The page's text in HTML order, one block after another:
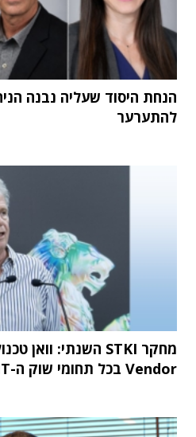
הנחת היסוד שעליה נבנה
להתערער
Vendor בכל תחומי שוק ה-IT